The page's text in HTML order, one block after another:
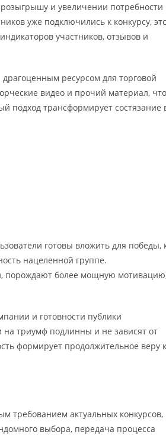
и увеличении потребности
уже подключились к конкурсу,
участников, отзывов и
ресурсом для торговой
видео и прочий материал, что
подход трансформирует состязание
готовы вложить для победы,
нацеленной группе.
порождают более мощную
и готовности публики
на триумф подлинны и не зависят от
формирует продолжительное веру к
требованием актуальных конкурсов,
выбора, передача процесса